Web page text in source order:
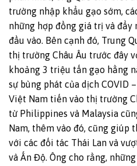
trường nhập khẩu gạo sớm,
những hợp đồng giá trị và
đầu vào. Bên cạnh đó, Trung
thị trường Châu Âu trước đây
khoảng 3 triệu tấn gạo hằng
sự bùng phát của dịch COVID
Việt Nam tiến vào thị trường
từ Philippines và Malaysia
Nam, thêm vào đó, cũng giúp
với các đối tác Thái Lan và
và Ấn Độ. Ông cho rằng,